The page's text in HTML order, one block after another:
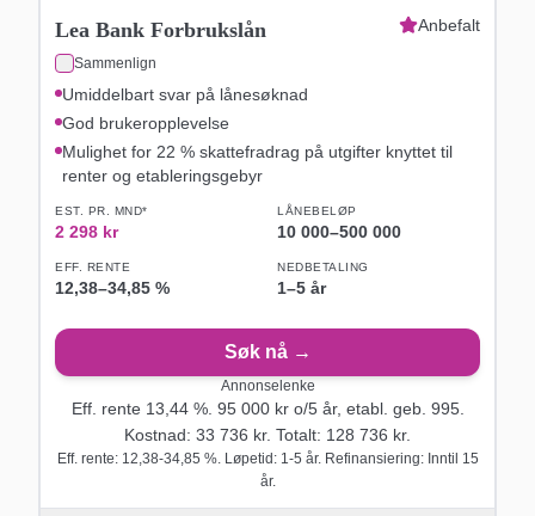
Lea Bank Forbrukslån
Sammenlign
Anbefalt
Umiddelbart svar på lånesøknad
God brukeropplevelse
Mulighet for 22 % skattefradrag på utgifter knyttet til
renter og etableringsgebyr
EST. PR. MND*
2 298 kr
LÅNEBELØP
10 000–500 000
EFF. RENTE
12,38–34,85 %
NEDBETALING
1–5 år
Søk nå →
Annonselenke
Eff. rente 13,44%. 95 000kr o/5år, etabl. geb. 995.
Kostnad: 33 736 kr. Totalt: 128 736 kr.
Eff. rente: 12,38-34,85 %. Løpetid: 1-5 år. Refinansiering: Inntil 15
år.